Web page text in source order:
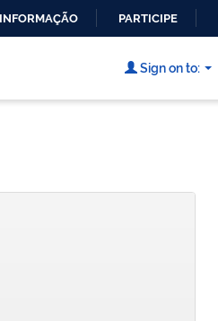
PARTICIPE
Sign on to: